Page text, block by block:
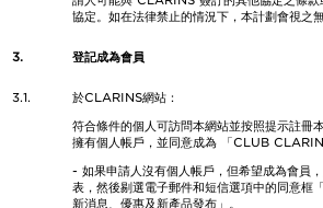
協定。如在法律禁止的情況下，本計劃會視之無
3. 登記成為會員
3.1.
於CLARINS網站：
符合條件的個人可訪問本網站並按照提示註冊
擁有個人帳戶，並同意成為 「CLUB
- 如果申請人沒有個人帳戶，但希望成為會員
表，然後剔選電子郵件和短信選項中的同意框
新消息、優惠及新產品發布」。